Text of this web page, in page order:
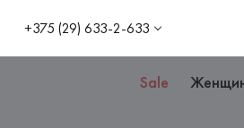
+375 (29) 633-2-633
Sale